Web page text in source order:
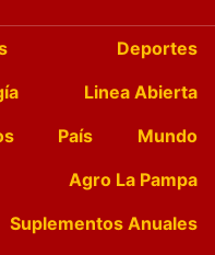
Deportes
Linea Abierta
País
Mundo
Agro La Pampa
Suplementos Anuales